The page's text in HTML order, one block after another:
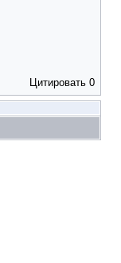
Цитировать 0